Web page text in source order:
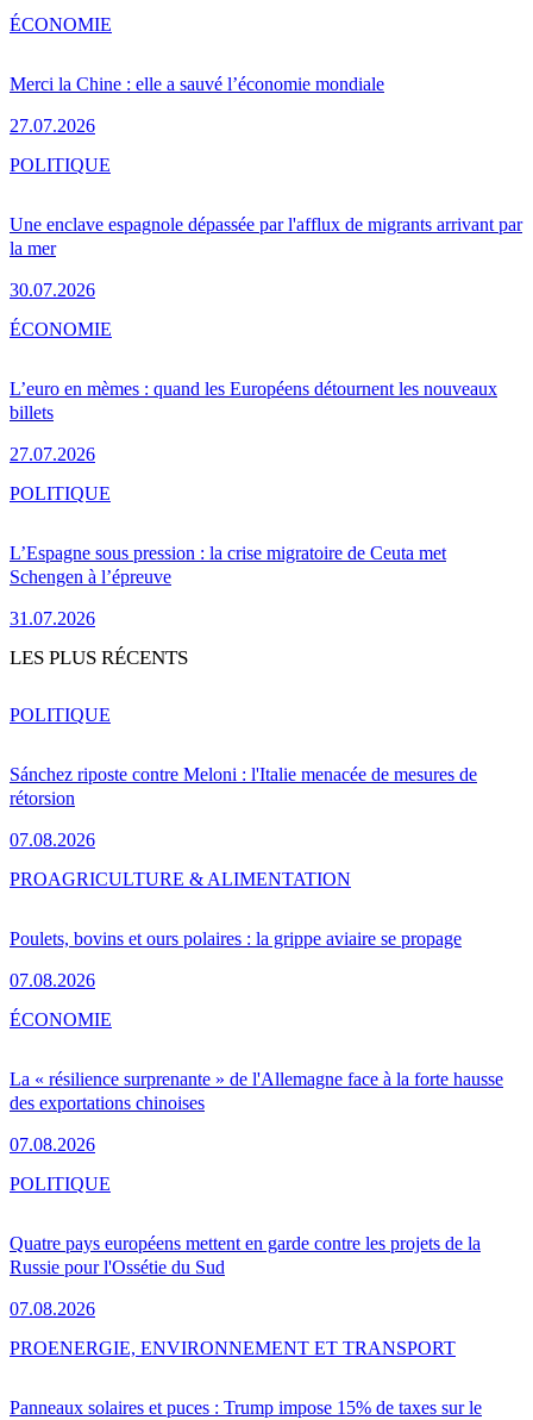
Merci la Chine : elle a sauvé l’économie mondiale
27.07.2026
ÉCONOMIE
Une enclave espagnole dépassée par l'afflux de migrants arrivant par
la mer
30.07.2026
POLITIQUE
L’euro en mèmes : quand les Européens détournent les nouveaux
billets
27.07.2026
ÉCONOMIE
L’Espagne sous pression : la crise migratoire de Ceuta met
Schengen à l’épreuve
31.07.2026
POLITIQUE
LES PLUS RÉCENTS
Sánchez riposte contre Meloni : l'Italie menacée de mesures de
rétorsion
07.08.2026
POLITIQUE
Poulets, bovins et ours polaires : la grippe aviaire se propage
07.08.2026
PROAGRICULTURE & ALIMENTATION
La « résilience surprenante » de l'Allemagne face à la forte hausse
des exportations chinoises
07.08.2026
ÉCONOMIE
Quatre pays européens mettent en garde contre les projets de la
Russie pour l'Ossétie du Sud
07.08.2026
POLITIQUE
Panneaux solaires et puces : Trump impose 15% de taxes sur le
PROENERGIE, ENVIRONNEMENT ET TRANSPORT